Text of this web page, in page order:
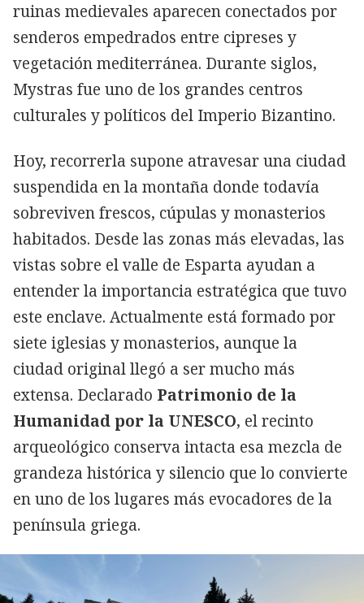
ruinas medievales aparecen conectados por
senderos empedrados entre cipreses y
vegetación mediterránea. Durante siglos,
Mystras fue uno de los grandes centros
culturales y políticos del Imperio Bizantino.
Hoy, recorrerla supone atravesar una ciudad
suspendida en la montaña donde todavía
sobreviven frescos, cúpulas y monasterios
habitados. Desde las zonas más elevadas, las
vistas sobre el valle de Esparta ayudan a
entender la importancia estratégica que tuvo
este enclave. Actualmente está formado por
siete iglesias y monasterios, aunque la
ciudad original llegó a ser mucho más
extensa. Declarado Patrimonio de la
Humanidad por la UNESCO, el recinto
arqueológico conserva intacta esa mezcla de
grandeza histórica y silencio que lo convierte
en uno de los lugares más evocadores de la
península griega.